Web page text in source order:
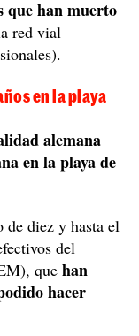
que han muerto
red vial
en la playa
alemana
en la playa de
de diez y hasta el
del
que han
hacer